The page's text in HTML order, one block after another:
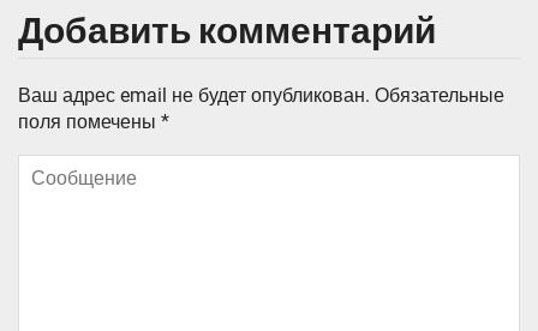
Добавить комментарий
Ваш адрес email не будет опубликован. Обязательные
поля помечены *